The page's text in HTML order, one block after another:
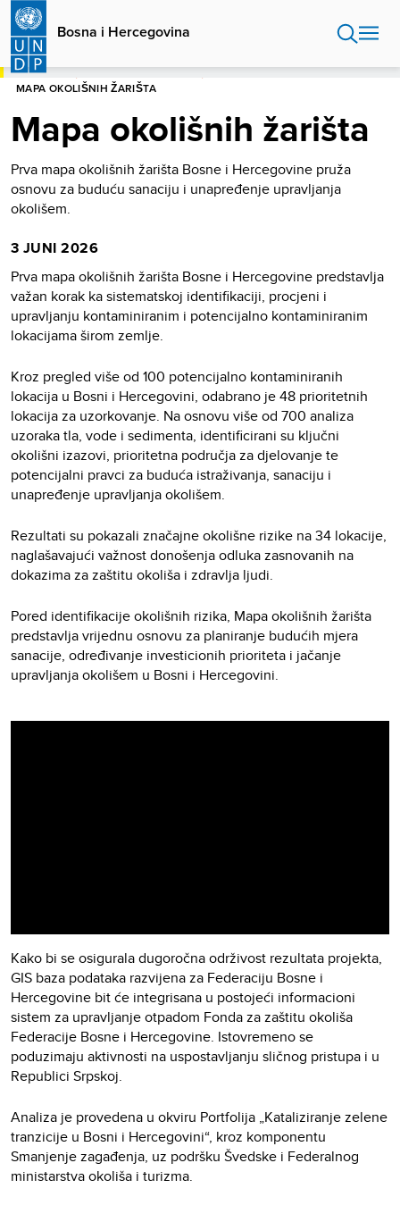
Skip
main
content
Bosna i Hercegovina
POČETNA
MAPA OKOLIŠNIH ŽARIŠTA
Mapa okolišnih žarišta
Prva mapa okolišnih žarišta Bosne i Hercegovine pruža
osnovu za buduću sanaciju i unapređenje upravljanja
okolišem.
3 JUNI 2026
Prva mapa okolišnih žarišta Bosne i Hercegovine predstavlja
važan korak ka sistematskoj identifikaciji, procjeni i
upravljanju kontaminiranim i potencijalno kontaminiranim
lokacijama širom zemlje.
Kroz pregled više od 100 potencijalno kontaminiranih
lokacija u Bosni i Hercegovini, odabrano je 48 prioritetnih
lokacija za uzorkovanje. Na osnovu više od 700 analiza
uzoraka tla, vode i sedimenta, identificirani su ključni
okolišni izazovi, prioritetna područja za djelovanje te
potencijalni pravci za buduća istraživanja, sanaciju i
unapređenje upravljanja okolišem.
Rezultati su pokazali značajne okolišne rizike na 34 lokacije,
naglašavajući važnost donošenja odluka zasnovanih na
dokazima za zaštitu okoliša i zdravlja ljudi.
Pored identifikacije okolišnih rizika, Mapa okolišnih žarišta
predstavlja vrijednu osnovu za planiranje budućih mjera
sanacije, određivanje investicionih prioriteta i jačanje
upravljanja okolišem u Bosni i Hercegovini.
Kako bi se osigurala dugoročna održivost rezultata projekta,
GIS baza podataka razvijena za Federaciju Bosne i
Hercegovine bit će integrisana u postojeći informacioni
sistem za upravljanje otpadom Fonda za zaštitu okoliša
Federacije Bosne i Hercegovine. Istovremeno se
poduzimaju aktivnosti na uspostavljanju sličnog pristupa i u
Republici Srpskoj.
Analiza je provedena u okviru Portfolija „Kataliziranje zelene
tranzicije u Bosni i Hercegovini“, kroz komponentu
Smanjenje zagađenja, uz podršku Švedske i Federalnog
ministarstva okoliša i turizma.